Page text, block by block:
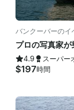
-飲酒や乱暴な行
テンの指示に従う
をすべて没収する
。お客様の安全と
な点がございまし
バンクーバーのイ
4.9 スーパー
$197時間